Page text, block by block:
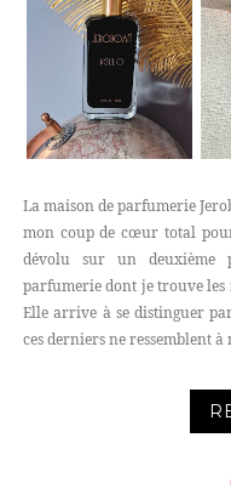
La maison de parfumerie
mon coup de cœur total
dévolu sur un deuxième
parfumerie dont je trouve les
Elle arrive à se distinguer
ces derniers ne ressemblent